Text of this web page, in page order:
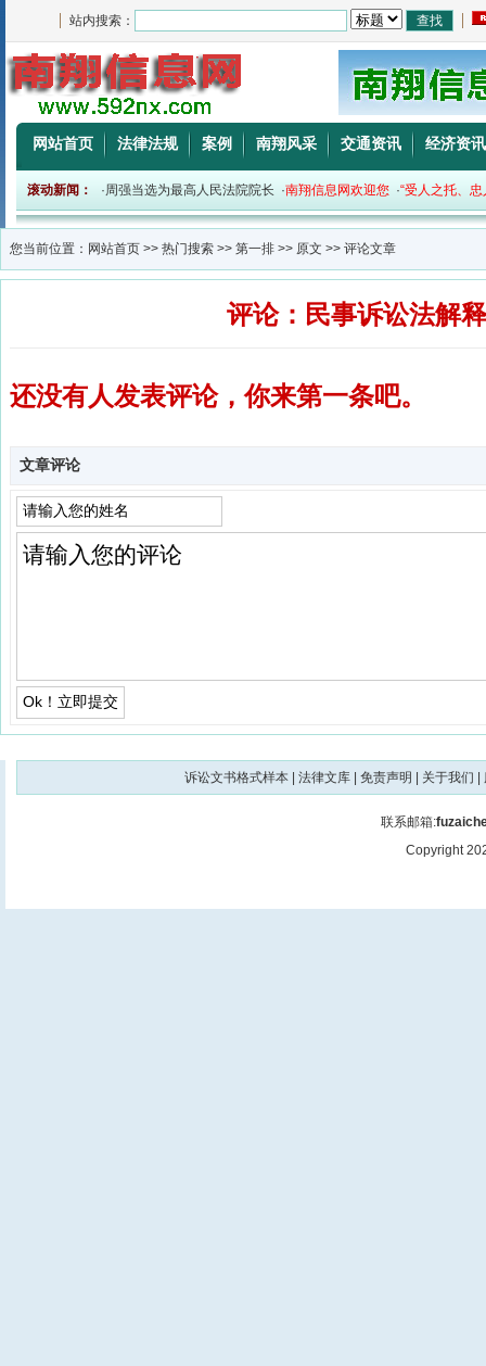
站内搜索：
网站首页 法律法规 案例 南翔风采 交通资讯 经济资讯
滚动新闻：
公平正义。 周强当选为最高人民法院院长 · 南翔信息网欢迎您 ·“受人之托、忠
您当前位置： 网站首页 >> 热门搜索 >> 第一排 >> 原文 >> 评论文章
评论：民事诉讼法解释
还没有人发表评论，你来第一条吧。
文章评论
诉讼文书格式样本 法律文库 免责声明 关于我们
联系邮箱:
Copyright